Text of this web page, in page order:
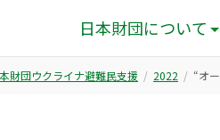
日本財団について
財団ウクライナ避難民支援 2022 “オ